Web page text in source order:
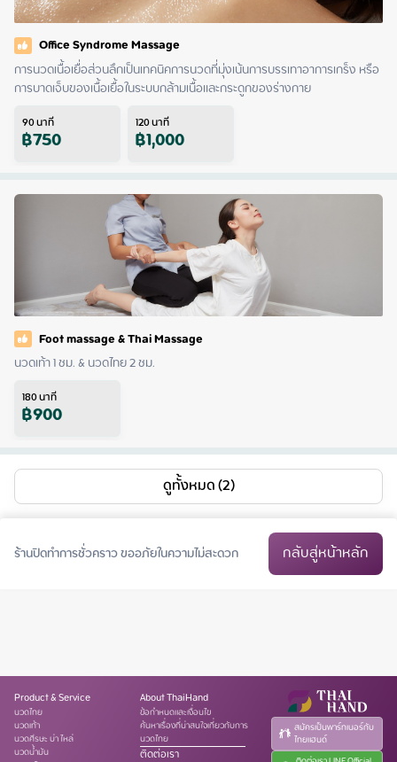
Office Syndrome Massage
การนวดเนื้อเยื่อส่วนลึกเป็นเทคนิคการนวดที่มุ่งเน้นการบรรเทาอาการเกร็ง หรือ
การบาดเจ็บของเนื้อเยื้อในระบบกล้ามเนื้อและกระดูกของร่างกาย
90นาที
฿750 120นาที
฿1,000
Foot massage & Thai Massage
นวดเท้า 1 ชม. & นวดไทย 2 ชม.
180นาที
฿900
ดูทั้งหมด (2)
ร้านปิดทำการชั่วคราว ขออภัยในความไม่สะดวก กลับสู่หน้าหลัก
Product & Service
นวดไทย
นวดเท้า
นวดศีรษะ บ่า ไหล่
นวดน้ำมัน
About ThaiHand
ข้อกำหนดและเงื่อนไข
ค้นหาเรื่องที่น่าสนใจเกี่ยวกับการ
นวดไทย
ติดต่อเรา
สมัครเป็นพาร์ทเนอร์กับ
ไทยแฮนด์